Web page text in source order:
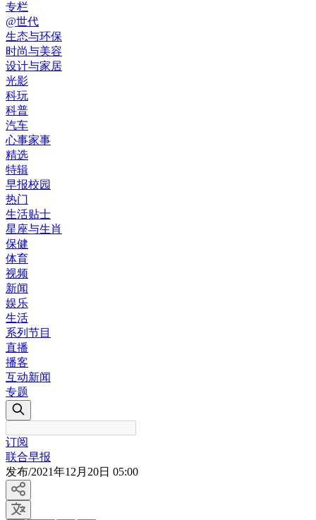
专栏
@世代
生态与环保
时尚与美容
设计与家居
光影
科玩
科普
汽车
心事家事
精选
特辑
早报校园
热门
生活贴士
星座与生肖
保健
体育
视频
新闻
娱乐
生活
系列节目
直播
播客
互动新闻
专题
订阅
联合早报
发布/2021年12月20日 05:00